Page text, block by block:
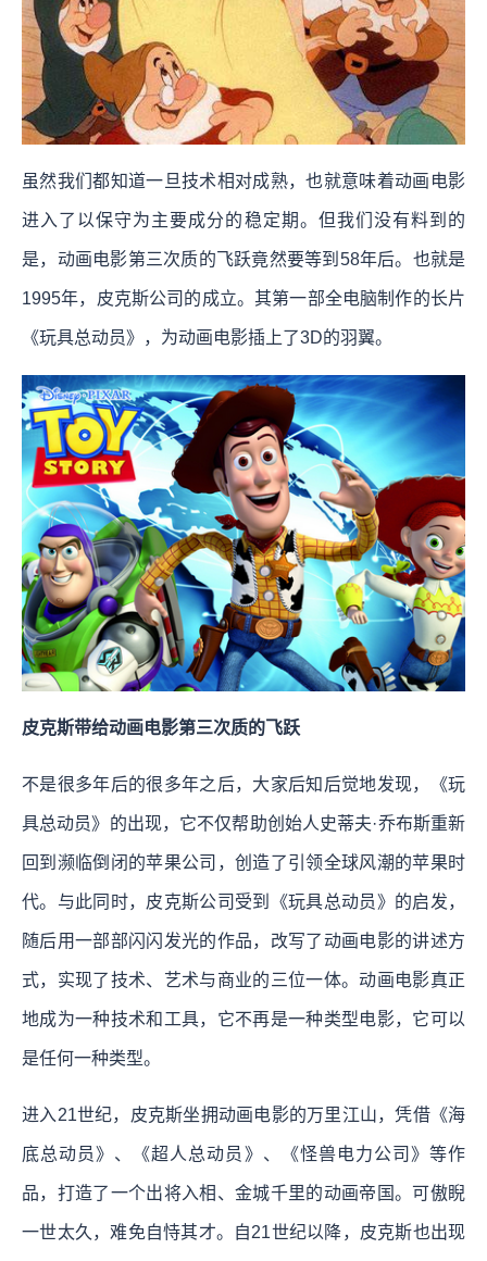
虽然我们都知道一旦技术相对成熟，也就意味着动画电影
进入了以保守为主要成分的稳定期。但我们没有料到的
是，动画电影第三次质的飞跃竟然要等到58年后。也就是
1995年，皮克斯公司的成立。其第一部全电脑制作的长片
《玩具总动员》，为动画电影插上了3D的羽翼。
皮克斯带给动画电影第三次质的飞跃
不是很多年后的很多年之后，大家后知后觉地发现，《玩
具总动员》的出现，它不仅帮助创始人史蒂夫·乔布斯重新
回到濒临倒闭的苹果公司，创造了引领全球风潮的苹果时
代。与此同时，皮克斯公司受到《玩具总动员》的启发，
随后用一部部闪闪发光的作品，改写了动画电影的讲述方
式，实现了技术、艺术与商业的三位一体。动画电影真正
地成为一种技术和工具，它不再是一种类型电影，它可以
是任何一种类型。
进入21世纪，皮克斯坐拥动画电影的万里江山，凭借《海
底总动员》、《超人总动员》、《怪兽电力公司》等作
品，打造了一个出将入相、金城千里的动画帝国。可傲睨
一世太久，难免自恃其才。自21世纪以降，皮克斯也出现